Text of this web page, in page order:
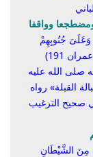
وَعَلَىَ جُنُوبِهِمْ
191)
صلى الله عليه
القبلة» رواه
صحيح الترغيب
مِنَ الشَّيْطَانِ